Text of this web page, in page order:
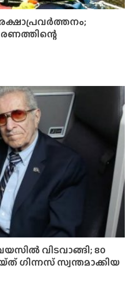
വിടവാങ്ങി; 80
ഗിന്നസ് സ്വന്തമാക്കിയ